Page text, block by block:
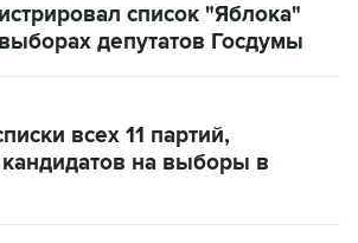
список "Яблока"
депутатов Госдумы
всех 11 партий,
на выборы в